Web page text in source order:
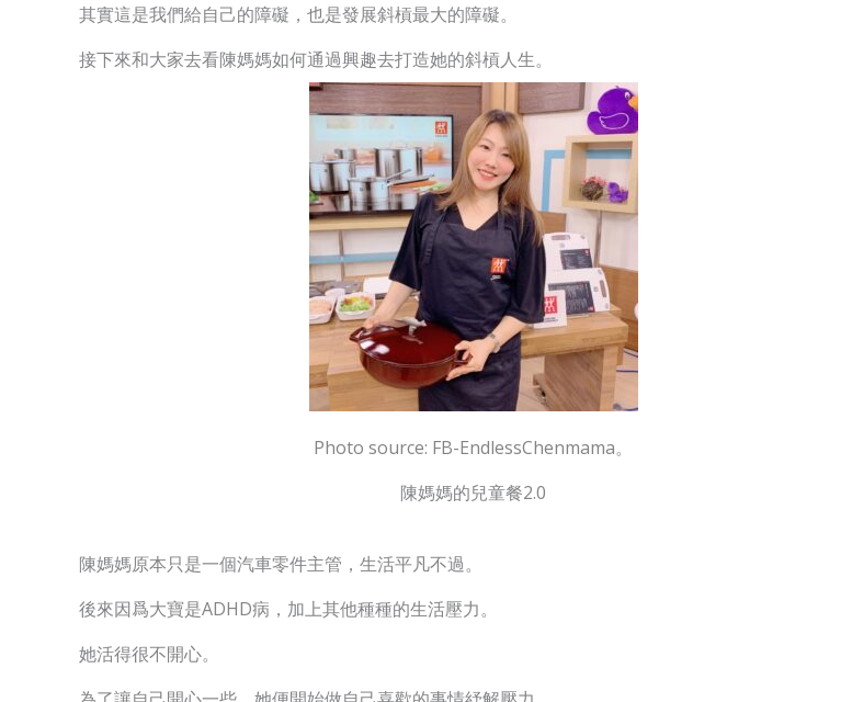
其實這是我們給自己的障礙，也是發展斜槓最大的障礙。
接下來和大家去看陳媽媽如何通過興趣去打造她的斜槓人生。
Photo source: FB-EndlessChenmama。
陳媽媽的兒童餐2.0
陳媽媽原本只是一個汽車零件主管，生活平凡不過。
後來因爲大寶是ADHD病，加上其他種種的生活壓力。
她活得很不開心。